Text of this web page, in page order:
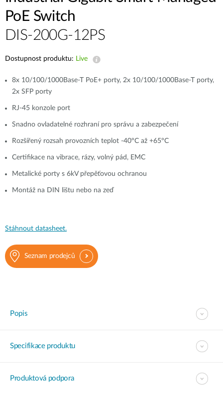
PoE Switch
DIS-200G-12PS
Dostupnost produktu: Live
8x 10/100/1000Base-T PoE+ porty, 2x 10/100/1000Base-T porty,
2x SFP porty
RJ-45 konzole port
Snadno ovladatelné rozhraní pro správu a zabezpečení
Rozšířený rozsah provozních teplot -40°C až +65°C
Certifikace na vibrace, rázy, volný pád, EMC
Metalické porty s 6kV přepěťovou ochranou
Montáž na DIN lištu nebo na zeď
Stáhnout datasheet.
Seznam prodejců
Popis
Specifikace produktu
Produktová podpora